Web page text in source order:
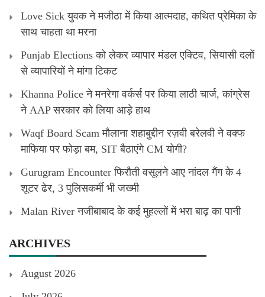
Love Sick युवक ने मजीठा में किया आत्मदाह, कथित प्रेमिका के
साथ चाहता था मरना
Punjab Elections को लेकर व्यापार मंडल एक्टिव, सियासी दलों
से व्यापारियों ने मांगा टिकट
Khanna Police ने मनरेगा वर्कर्स पर किया लाठी चार्ज, कांग्रेस
ने AAP सरकार को लिया आड़े हाथ
Waqf Board Scam मौलाना शहाबुद्दीन रज़वी बरेलवी ने वक्फ
माफिया पर फोड़ा बम, SIT बैठाएंगे CM योगी?
Gurugram Encounter फिरौती वसूलने आए नांदल गैंग के 4
शूटर ढेर, 3 पुलिसकर्मी भी जख्मी
Malan River नजीबाबाद के कई मुहल्लों में भरा बाढ़ का पानी
ARCHIVES
August 2026